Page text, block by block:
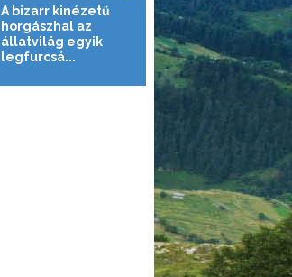
A bizarr kinézetű
horgászhal az
állatvilág egyik
legfurcsá...